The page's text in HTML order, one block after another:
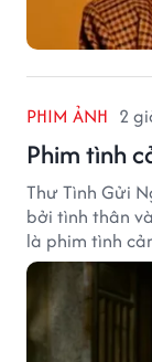
PHIM ẢNH 2
Phim tình
Thư Tình Gửi
bởi tình thân
là phim tình